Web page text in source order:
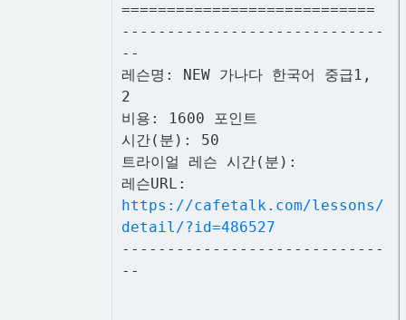
============================
-----------------------------
--
레슨명: NEW 가나다 한국어 중급1,
2
비용: 1600 포인트
시간(분): 50
트라이얼 레슨 시간(분):
레슨URL:
https://cafetalk.com/lessons/
detail/?id=486527
-----------------------------
--